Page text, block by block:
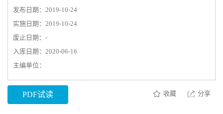
发布日期：2019-10-24
实施日期：2019-10-24
废止日期：-
入库日期：2020-06-16
主编单位：
PDF试读 收藏 分享